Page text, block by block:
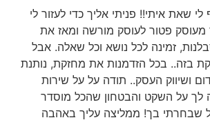
פניתי אליך כדי לעזור לי
לעוסק מורשה ומאז את
לכל נושא וכל שאלה. אבל
את מחזקת, נותנת
תודה על על שירות
והבטחון שהכל מוסדר
ממליצה עליך באהבה